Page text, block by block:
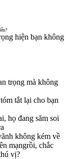
hiện bạn không
trọng mà không
tắt lại cho bạn
họ đang săm soi
không kém về
mạngrồi, chắc
vị?